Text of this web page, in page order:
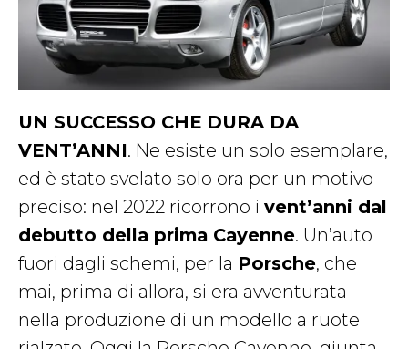
UN SUCCESSO CHE DURA DA
VENT’ANNI. Ne esiste un solo esemplare,
ed è stato svelato solo ora per un motivo
preciso: nel 2022 ricorrono i vent’anni dal
debutto della prima Cayenne. Un’auto
fuori dagli schemi, per la Porsche, che
mai, prima di allora, si era avventurata
nella produzione di un modello a ruote